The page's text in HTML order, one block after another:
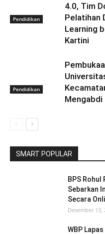
Pendidikan
4.0, Tim
Pelatihan
Learning
Kartini
Pendidikan
Mengabdi
SMART POPULAR
BPS Rohul
Sebarkan
Secara
Desember 13,
WBP